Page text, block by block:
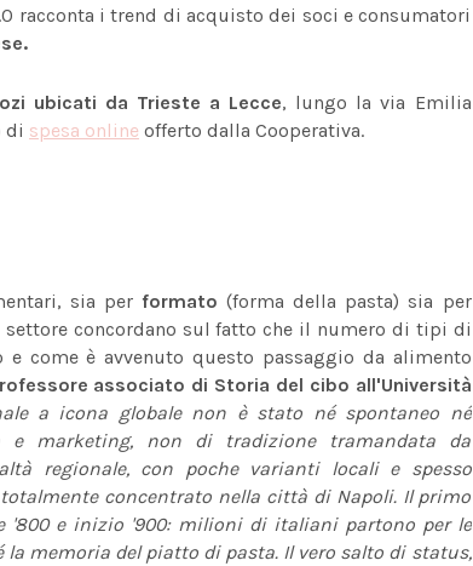
racconta i trend di acquisto dei soci e consumatori
ubicati da Trieste a Lecce, lungo la via Emilia
di spesa online offerto dalla Cooperativa.
sia performato (forma della pasta) sia per
concordano sul fatto che il numero di tipi di
come è avvenuto questo passaggio da alimento
associato di Storia del cibo all'Università
a icona globale non è stato né spontaneo né
marketing, non di tradizione tramandata da
regionale, con poche varianti locali e spesso
concentrato nella città di Napoli. Il primo
'800 e inizio '900: milioni di italiani partono per le
memoria del piatto di pasta. Il vero salto di status,